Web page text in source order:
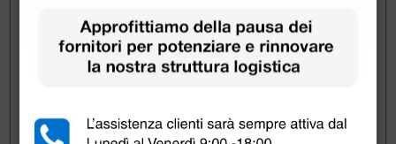
RISPOSTE
le confermiamo che il codice 9400042 fa riferimento